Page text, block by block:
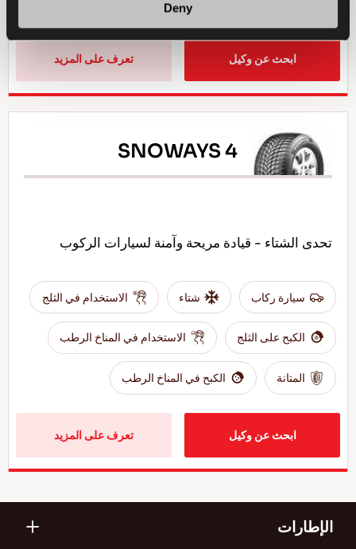
Deny
ابحث عن وكيل تعرف على المزيد
SNOWAYS 4
تحدى الشتاء - قيادة مريحة وآمنة لسيارات الركوب
سيارة ركاب شتاء الاستخدام في الثلج
الكبح على الثلج الاستخدام في المناخ الرطب
المتانة الكبح في المناخ الرطب
ابحث عن وكيل تعرف على المزيد
الإطارات